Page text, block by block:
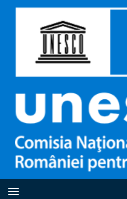
Toggle navigation